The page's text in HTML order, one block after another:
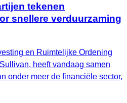
tekenen
snellere verduurzaming
en Ruimtelijke Ordening
heeft vandaag samen
onder meer de financiële sector,